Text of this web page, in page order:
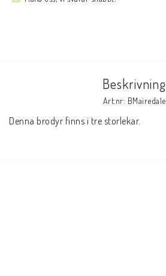
Beskrivning
Art.nr: BMairedale
Denna brodyr finns i tre storlekar.